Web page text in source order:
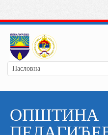
ОПШТИНА